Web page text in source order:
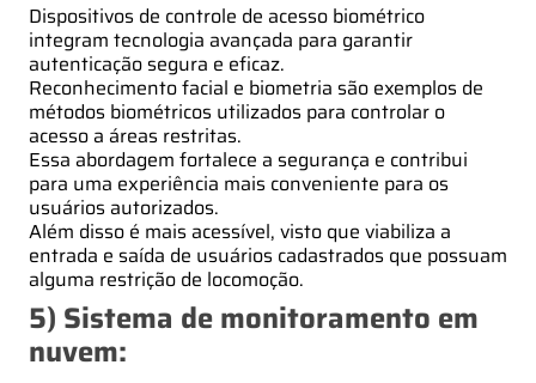
Dispositivos de controle de acesso biométrico
integram tecnologia avançada para garantir
autenticação segura e eficaz.
Reconhecimento facial e biometria são exemplos de
métodos biométricos utilizados para controlar o
acesso a áreas restritas.
Essa abordagem fortalece a segurança e contribui
para uma experiência mais conveniente para os
usuários autorizados.
Além disso é mais acessível, visto que viabiliza a
entrada e saída de usuários cadastrados que possuam
alguma restrição de locomoção.
5) Sistema de monitoramento em
nuvem: